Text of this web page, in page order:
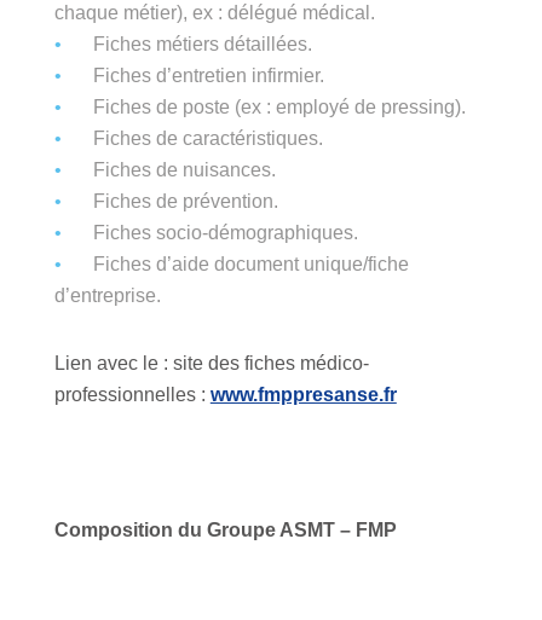
chaque métier), ex : délégué médical.
Fiches métiers détaillées.
Fiches d’entretien infirmier.
Fiches de poste (ex : employé de pressing).
Fiches de caractéristiques.
Fiches de nuisances.
Fiches de prévention.
Fiches socio-démographiques.
Fiches d’aide document unique/fiche
d’entreprise.
Lien avec le : site des fiches médico-
professionnelles : www.fmppresanse.fr
Composition du Groupe ASMT – FMP